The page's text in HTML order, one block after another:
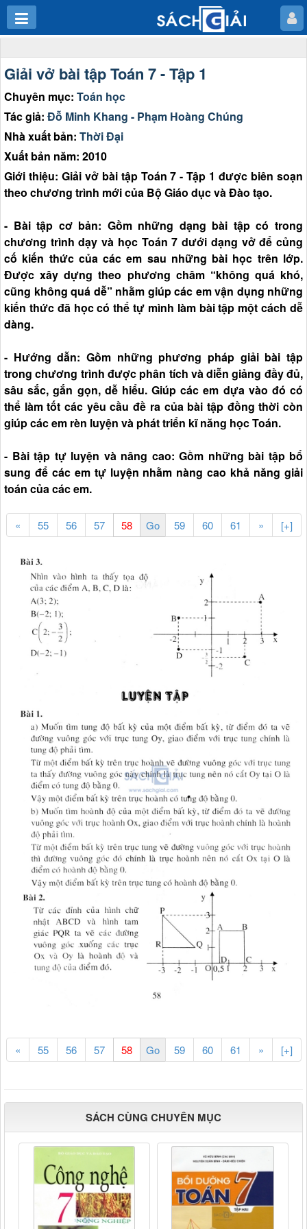
Giải vở bài tập Toán 7 - Tập 1
Chuyên mục: Toán học
Tác giả: Đỗ Minh Khang - Phạm Hoàng Chúng
Nhà xuất bản: Thời Đại
Xuất bản năm: 2010
Giới thiệu: Giải vở bài tập Toán 7 - Tập 1 được biên soạn
theo chương trình mới của Bộ Giáo dục và Đào tạo.
- Bài tập cơ bản: Gồm những dạng bài tập có trong
chương trình dạy và học Toán 7 dưới dạng vở để củng
cố kiến thức của các em sau những bài học trên lớp.
Được xây dựng theo phương châm “không quá khó,
cũng không quá dễ” nhằm giúp các em vận dụng những
kiến thức đã học có thể tự mình làm bài tập một cách dễ
dàng.
- Hướng dẫn: Gồm những phương pháp giải bài tập
trong chương trình được phân tích và diễn giảng đầy đủ,
sâu sắc, gắn gọn, dễ hiểu. Giúp các em dựa vào đó có
thể làm tốt các yêu cầu đề ra của bài tập đồng thời còn
giúp các em rèn luyện và phát triển kĩ năng học Toán.
- Bài tập tự luyện và nâng cao: Gồm những bài tập bổ
sung để các em tự luyện nhằm nàng cao khả năng giải
toán của các em.
« 55 56 57 59 60 61 » [+]
« 55 56 57 59 60 61 » [+]
SÁCH CÙNG CHUYÊN MỤC